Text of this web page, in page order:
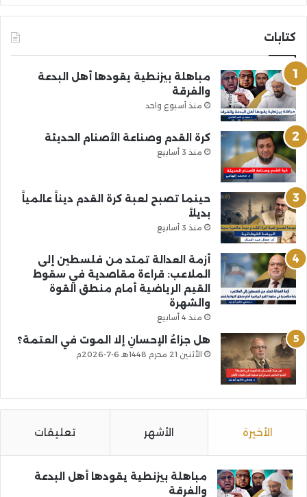
كتابات
مباهلة بيزنطية يقودها أهل البدعة
والفرقة
منذ أسبوع واحد
كرة القدم وصناعة الأصنام الحديثة
منذ 3 أسابيع
حينما تصبح لعبة كرة القدم ديناً عالمياً
بديلاً
منذ 3 أسابيع
أزمة العدالة تمتد من فلسطين إلى
الملاعب: قراءة مقاصدية في سقوط
القيم الرياضية أمام منطق القوة
والشهرة
منذ 4 أسابيع
هل جزاءُ الإحسانِ إلا الموت في العتمة؟
الأثنين 21 محرم 1448هـ 6-7-2026م
الأخيرة الأشهر تعليقات
مباهلة بيزنطية يقودها أهل البدعة
والفرقة